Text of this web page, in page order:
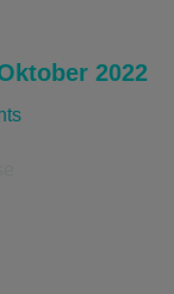
2022